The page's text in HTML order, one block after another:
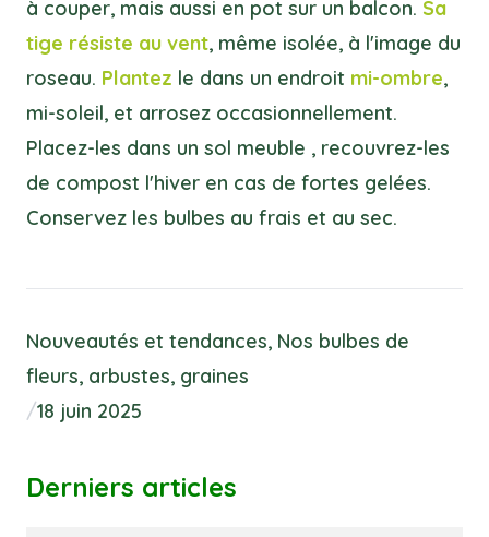
à couper, mais aussi en pot sur un balcon. Sa
tige résiste au vent, même isolée, à l'image du
roseau. Plantez le dans un endroit mi-ombre,
mi-soleil, et arrosez occasionnellement.
Placez-les dans un sol meuble , recouvrez-les
de compost l'hiver en cas de fortes gelées.
Conservez les bulbes au frais et au sec.
Nouveautés et tendances, Nos bulbes de
fleurs, arbustes, graines
/18 juin 2025
Derniers articles